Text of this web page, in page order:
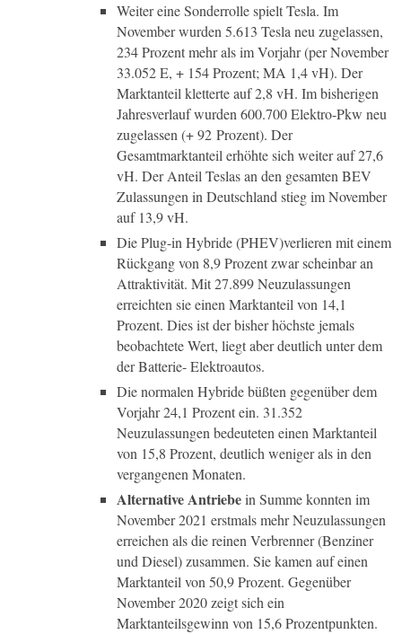
Weiter eine Sonderrolle spielt Tesla. Im
November wurden 5.613 Tesla neu zugelassen,
234 Prozent mehr als im Vorjahr (per November
33.052 E, + 154 Prozent; MA 1,4 vH). Der
Marktanteil kletterte auf 2,8 vH. Im bisherigen
Jahresverlauf wurden 600.700 Elektro-Pkw neu
zugelassen (+ 92 Prozent). Der
Gesamtmarktanteil erhöhte sich weiter auf 27,6
vH. Der Anteil Teslas an den gesamten BEV
Zulassungen in Deutschland stieg im November
auf 13,9 vH.
Die Plug-in Hybride (PHEV)verlieren mit einem
Rückgang von 8,9 Prozent zwar scheinbar an
Attraktivität. Mit 27.899 Neuzulassungen
erreichten sie einen Marktanteil von 14,1
Prozent. Dies ist der bisher höchste jemals
beobachtete Wert, liegt aber deutlich unter dem
der Batterie- Elektroautos.
Die normalen Hybride büßten gegenüber dem
Vorjahr 24,1 Prozent ein. 31.352
Neuzulassungen bedeuteten einen Marktanteil
von 15,8 Prozent, deutlich weniger als in den
vergangenen Monaten.
Alternative Antriebein Summe konnten im
November 2021 erstmals mehr Neuzulassungen
erreichen als die reinen Verbrenner (Benziner
und Diesel) zusammen. Sie kamen auf einen
Marktanteil von 50,9 Prozent. Gegenüber
November 2020 zeigt sich ein
Marktanteilsgewinn von 15,6 Prozentpunkten.